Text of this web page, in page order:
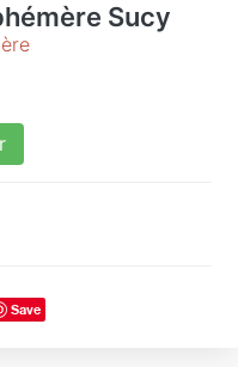
Sucy
Save